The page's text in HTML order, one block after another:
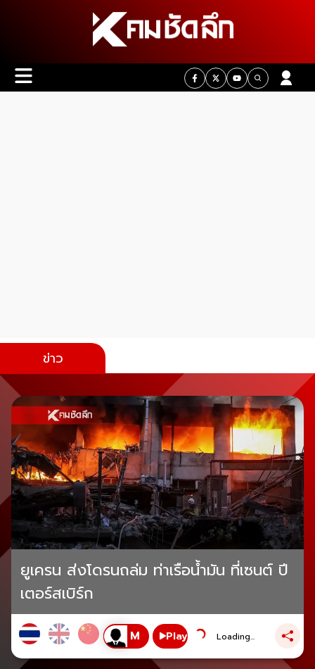
ข่าว
ยูเครน ส่งโดรนถล่ม ท่าเรือน้ำมัน ที่เซนต์ ปี
เตอร์สเบิร์ก
Play Loading...